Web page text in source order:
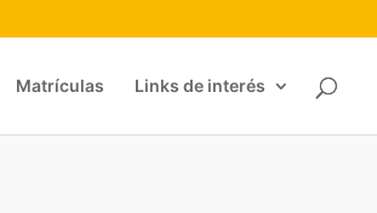
Matrículas Links de interés